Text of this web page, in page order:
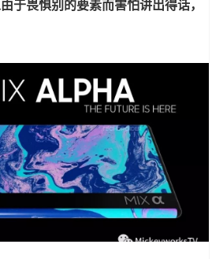
于畏惧别的要素而害怕讲出得话，